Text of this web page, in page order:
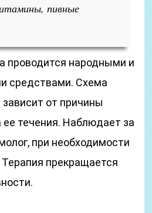
пивные
проводится народными и
средствами. Схема
от причины
ее течения. Наблюдает за
при необходимости
прекращается